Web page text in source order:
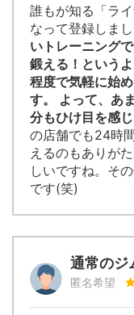
誰もが知る「ラ
なって登録しまし
いトレーニング
鍛える！という
程度で気軽に始
す。 よって、あ
分もひけ目を感
の店舗でも24時
えるのもありが
しいですね。そ
です(笑)
通常のジ
匿名希望